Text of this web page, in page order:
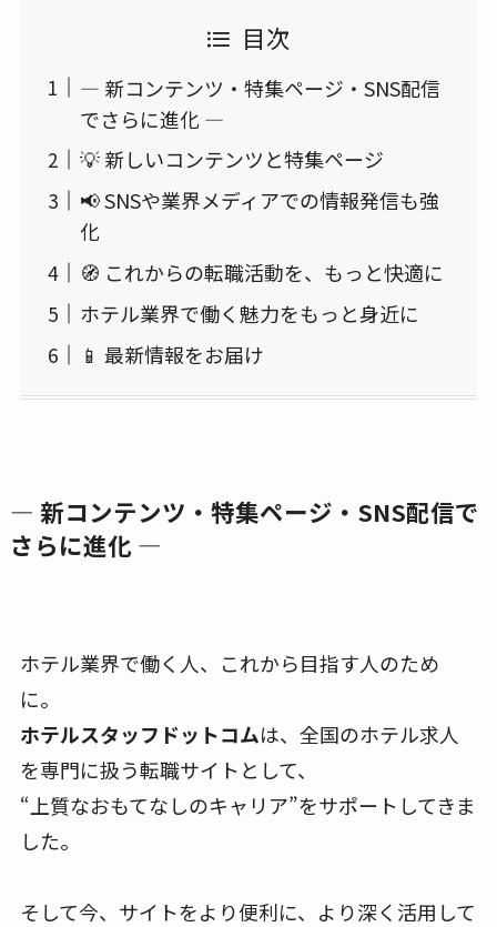
目次
― 新コンテンツ・特集ページ・SNS配信
でさらに進化 ―
💡 新しいコンテンツと特集ページ
📢 SNSや業界メディアでの情報発信も強
化
🧭 これからの転職活動を、もっと快適に
ホテル業界で働く魅力をもっと身近に
📱 最新情報をお届け
― 新コンテンツ・特集ページ・SNS配信で
さらに進化 ―
ホテル業界で働く人、これから目指す人のため
に。
ホテルスタッフドットコムは、全国のホテル求人
を専門に扱う転職サイトとして、
“上質なおもてなしのキャリア”をサポートしてきま
した。
そして今、サイトをより便利に、より深く活用して